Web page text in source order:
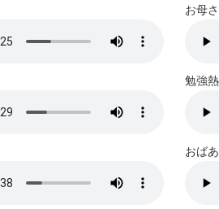
お母
勉強
おば